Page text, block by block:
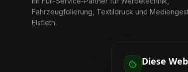
Fahrzeugfolierung, Textildruck und
Elsfleth.
Diese